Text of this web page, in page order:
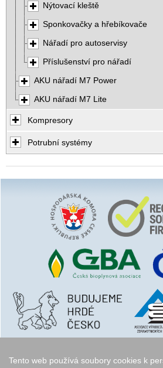
Tento web používá soubory cookies k
Nýtovací kleště
Sponkovačky a hřebíkovače
Nářadí pro autoservisy
Příslušenství pro nářadí
AKU nářadí M7 Power
AKU nářadí M7 Lite
Kompresory
Potrubní systémy